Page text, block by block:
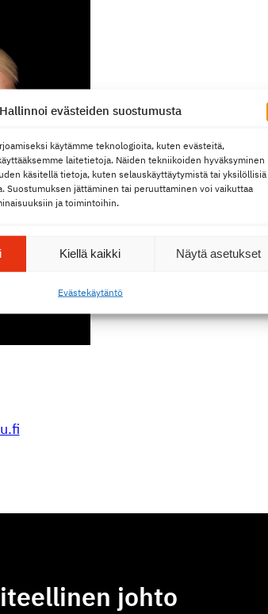
Hallinnoi evästeiden suostumusta
käytämme teknologioita, kuten evästeitä,
laitetietoja. Näiden tekniikoiden hyväksyminen
käsitellä tietoja, kuten selauskäyttäytymistä tai yksilöllisiä
Suostumuksen jättäminen tai peruuttaminen voi vaikuttaa
ja toimintoihin.
Kiellä kaikki Näytä asetukset
Eväste­käy­täntö
johto